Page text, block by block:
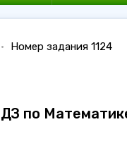
• Номер задания 1124
по